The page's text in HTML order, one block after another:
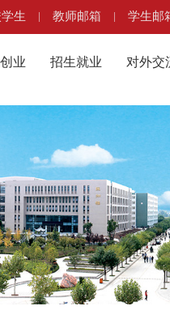
生 | 教师邮箱 | 学生邮
业 招生就业 对外交